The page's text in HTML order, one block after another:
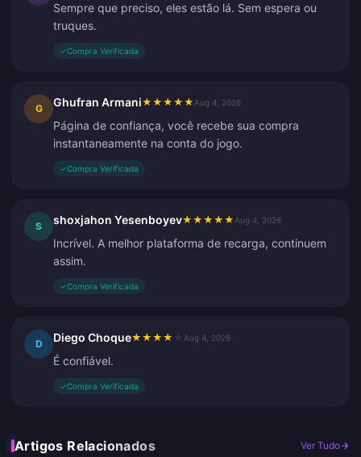
Sempre que preciso, eles estão lá. Sem espera ou
truques.
✓Compra Verificada
G Ghufran Armani★ ★ ★ ★ ★ Aug 4, 2026
Página de confiança, você recebe sua compra
instantaneamente na conta do jogo.
✓Compra Verificada
S shoxjahon Yesenboyev★ ★ ★ ★ ★ Aug 4, 2026
Incrível. A melhor plataforma de recarga, continuem
assim.
✓Compra Verificada
D Diego Choque★ ★ ★ ★ Aug 4, 2026
É confiável.
✓Compra Verificada
Artigos Relacionados Ver Tudo